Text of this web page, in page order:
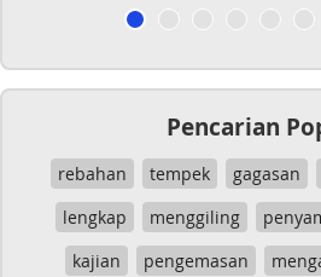
Pencarian
rebahan tempek gagasan
lengkap
menggiling
kajian
pengemasan